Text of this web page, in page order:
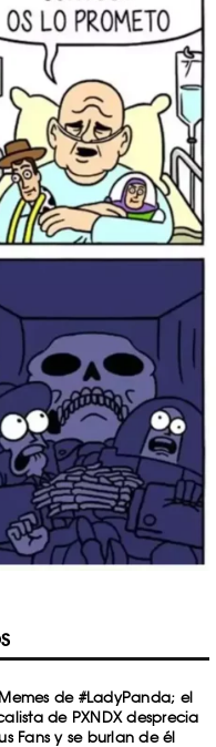
de #LadyPanda; el
de PXNDX desprecia
Fans y se burlan de él